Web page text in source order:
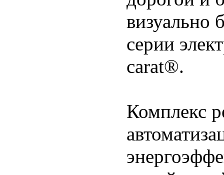
визуально
серии
carat®.
Комплекс